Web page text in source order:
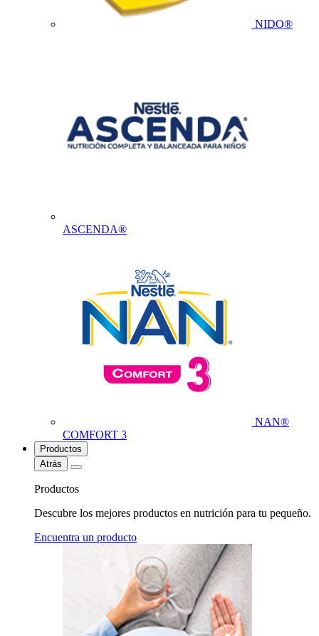
NIDO®
ASCENDA®
NAN®
COMFORT 3
Productos
Atrás
Productos
Descubre los mejores productos en nutrición para tu pequeño.
Encuentra un producto